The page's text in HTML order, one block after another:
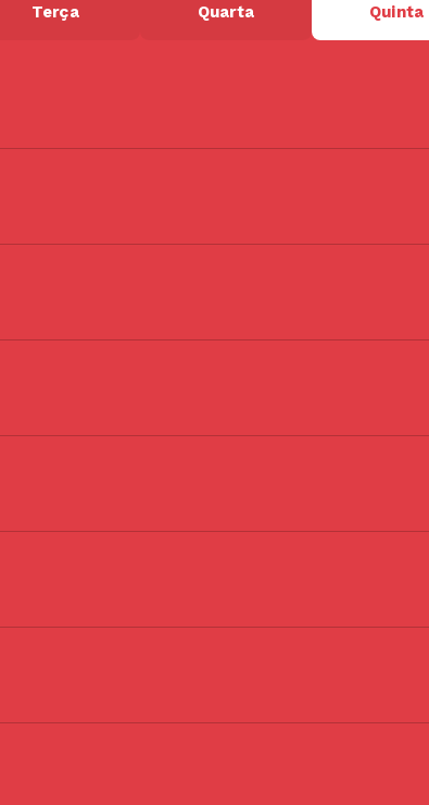
Terça Quarta Quinta